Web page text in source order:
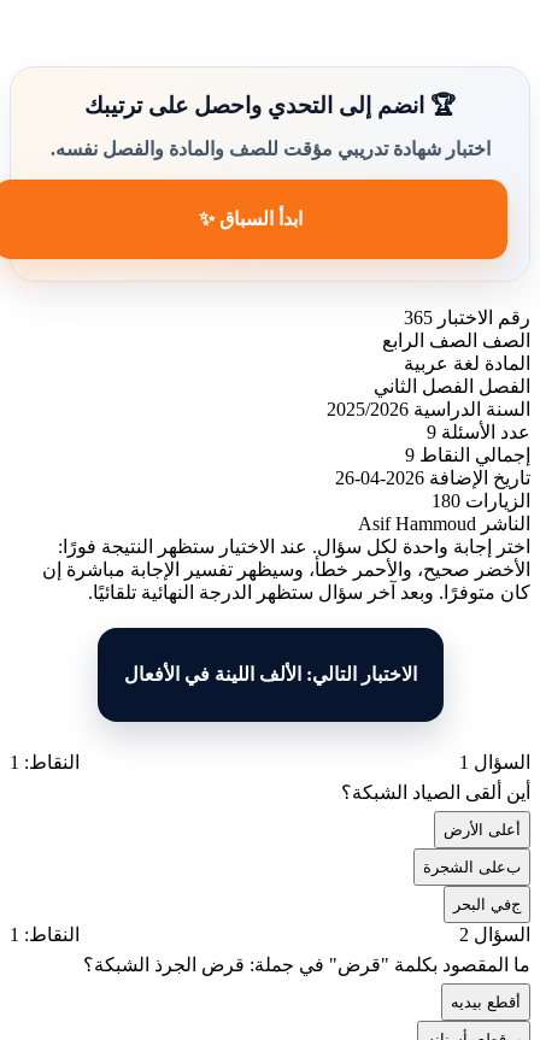
🏆 انضم إلى التحدي واحصل على ترتيبك
اختبار شهادة تدريبي مؤقت للصف والمادة والفصل نفسه.
ابدأ السباق ✨
رقم الاختبار 365
الصف
الصف الرابع
المادة لغة عربية
الفصل
الفصل الثاني
السنة الدراسية 2025/2026
عدد الأسئلة 9
إجمالي النقاط 9
تاريخ الإضافة 2026-04-26
الزيارات 180
الناشر Asif Hammoud
اختر إجابة واحدة لكل سؤال. عند الاختيار ستظهر النتيجة فورًا:
الأخضر صحيح، والأحمر خطأ، وسيظهر تفسير الإجابة مباشرة إن
كان متوفرًا. وبعد آخر سؤال ستظهر الدرجة النهائية تلقائيًا.
الاختبار التالي: الألف اللينة في الأفعال
السؤال 1
النقاط: 1
أين ألقى الصياد الشبكة؟
على الأرض
بعلى الشجرة
جفي البحر
السؤال 2
النقاط: 1
ما المقصود بكلمة "قرض" في جملة: قرض الجرذ الشبكة؟
قطع بيديه